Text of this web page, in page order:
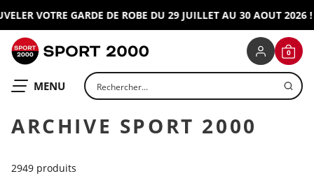
VOTRE GARDE DE ROBE DU 29 JUILLET AU 30 AOUT 2026 !
OUVRIR LE
MENU Rechercher un produit
CONNEXION
0
ARCHIVE SPORT 2000
2949 produits